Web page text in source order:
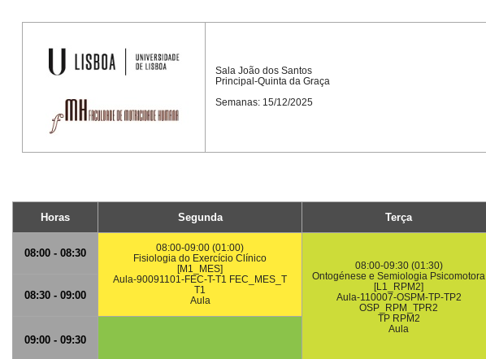
Sala João dos Santos
Principal-Quinta da Graça
Semanas: 15/12/2025
Horas Segunda Terça
08:00 - 08:30
08:00-09:00 (01:00)
Fisiologia do Exercício Clínico
[M1_MES]
Aula-90091101-FEC-T-T1 FEC_MES_T
T1
Aula
08:00-09:30 (01:30)
Ontogénese e Semiologia Psicomotora
[L1_RPM2]
Aula-110007-OSPM-TP-TP2
OSP_RPM_TPR2
TP RPM2
Aula
08:30 - 09:00
09:00 - 09:30